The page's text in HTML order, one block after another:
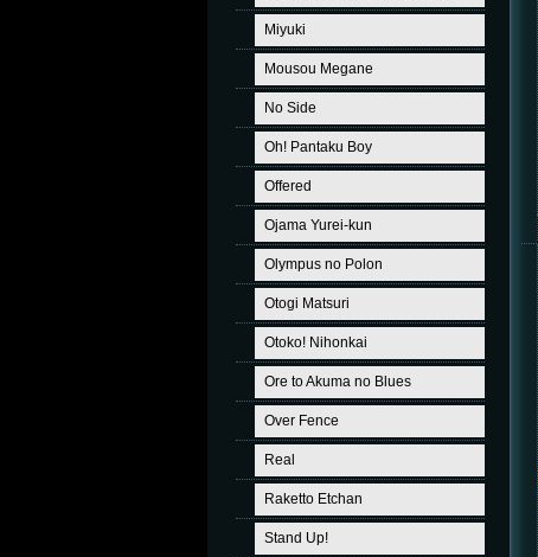
Miyuki
Mousou Megane
No Side
Oh! Pantaku Boy
Offered
Ojama Yurei-kun
Olympus no Polon
Otogi Matsuri
Otoko! Nihonkai
Ore to Akuma no Blues
Over Fence
Real
Raketto Etchan
Stand Up!